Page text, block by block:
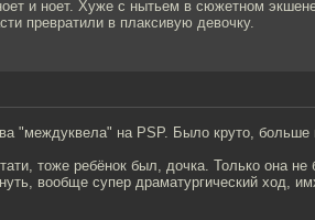
и ноет. Хуже с нытьем в сюжетном
превратили в плаксивую девочку.
"междуквела" на PSP. Было круто, больше
тоже ребёнок был, дочка. Только она не
вообще супер драматургический ход,